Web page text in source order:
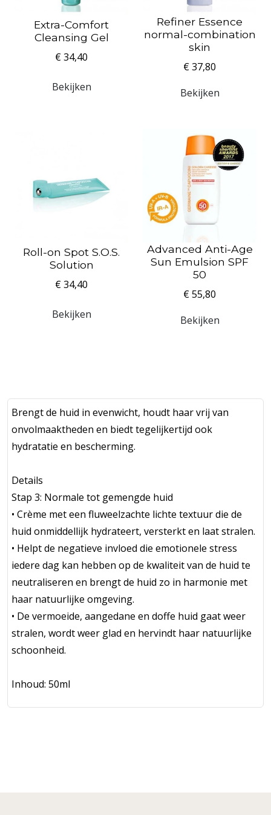
Extra-Comfort
Cleansing Gel
€ 34,40
Bekijken
Refiner Essence
normal-combination
skin
€ 37,80
Bekijken
Roll-on Spot S.O.S.
Solution
€ 34,40
Bekijken
Advanced Anti-Age
Sun Emulsion SPF
50
€ 55,80
Bekijken
Brengt de huid in evenwicht, houdt haar vrij van
onvolmaaktheden en biedt tegelijkertijd ook
hydratatie en bescherming.
Details
Stap 3: Normale tot gemengde huid
• Crème met een fluweelzachte lichte textuur die de
huid onmiddellijk hydrateert, versterkt en laat stralen.
• Helpt de negatieve invloed die emotionele stress
iedere dag kan hebben op de kwaliteit van de huid te
neutraliseren en brengt de huid zo in harmonie met
haar natuurlijke omgeving.
• De vermoeide, aangedane en doffe huid gaat weer
stralen, wordt weer glad en hervindt haar natuurlijke
schoonheid.
Inhoud: 50ml